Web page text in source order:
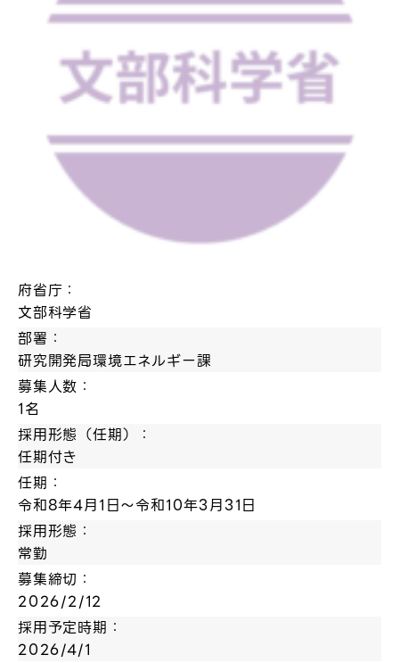
府省庁：
文部科学省
部署：
研究開発局環境エネルギー課
募集人数：
1名
採用形態（任期）：
任期付き
任期：
令和8年4月1日～令和10年3月31日
採用形態：
常勤
募集締切：
2026/2/12
採用予定時期：
2026/4/1